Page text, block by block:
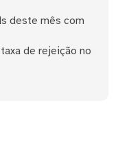
deste mês com
de rejeição no